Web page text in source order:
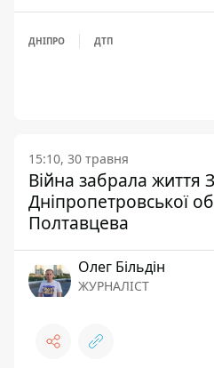
ДНІПРО ДТП
15:10, 30 травня
Війна забрала життя
Дніпропетровської
Полтавцева
Олег Більдін
ЖУРНАЛІСТ